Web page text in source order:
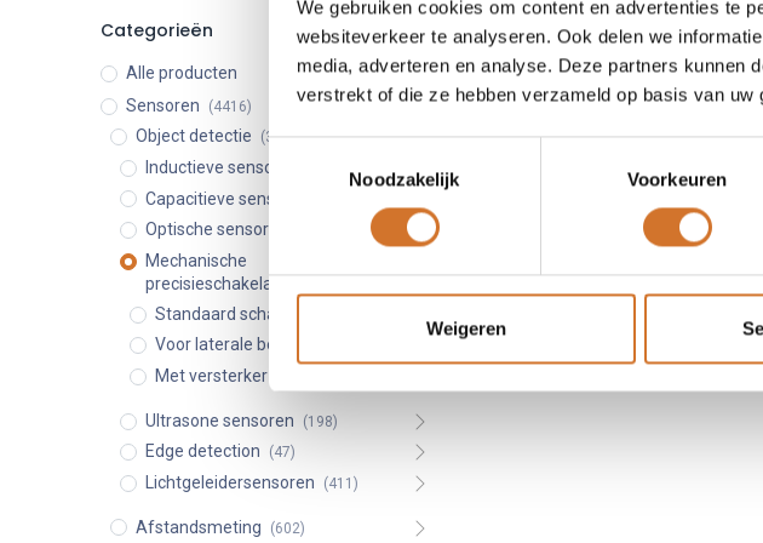
We gebruiken cookies om content en advertenties te
websiteverkeer te analyseren. Ook delen we
media, adverteren en analyse. Deze partners kunnen
verstrekt of die ze hebben verzameld op basis van uw
Noodzakelijk
Voorkeuren
Weigeren
Categorieën
Alle producten
Sensoren
(4416)
Object detectie (3361)
Inductieve sensoren
Capacitieve sensoren
Optische sensoren
Mechanische
precisieschakelaars
Standaard schakelaars
Voor laterale benadering
Met versterker
Ultrasone sensoren (198)
Edge detection (47)
Lichtgeleidersensoren (411)
Afstandsmeting (602)
Mechanische precisie
Micrometer precisie in een
Compact ontwerp voor montage in
Beschikbaar met (NC) en elektrische
NO/NC) uitgangscircuits